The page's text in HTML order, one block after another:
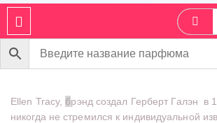
Ellen Tracy, брэнд создал Герберт Галэн в
никогда нестремился к индивидуальной